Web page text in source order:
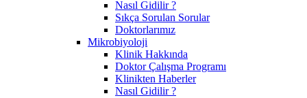
Nasıl Gidilir ?
Sıkça Sorulan Sorular
Doktorlarımız
Mikrobiyoloji
Klinik Hakkında
Doktor Çalışma Programı
Klinikten Haberler
Nasıl Gidilir ?